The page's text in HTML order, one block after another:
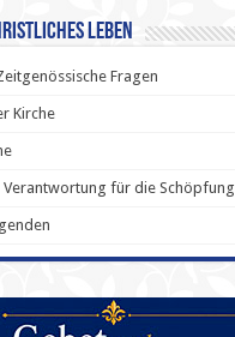
Leben
Fragen
Kirche
für die Schöpfung